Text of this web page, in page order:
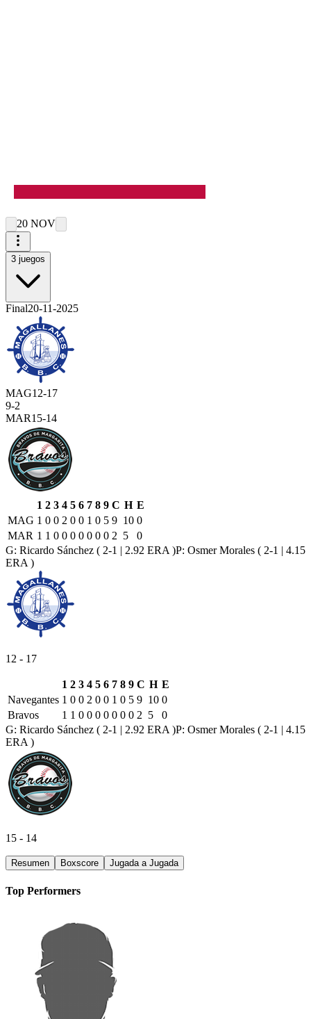
20 NOV
3 juegos
Final20-11-2025
MAG12-17
9-2
MAR15-14
1 2 3 4 5 6 7 8 9 C H E
MAG 1 0 0 2 0 0 1 0 5 9 10 0
MAR 1 1 0 0 0 0 0 0 0 2 5
0
G: Ricardo Sánchez ( 2-1 | 2.92 ERA )P: Osmer Morales ( 2-1 | 4.15
ERA )
12 - 17
1 2 3 4 5 6 7 8 9 C H E
Navegantes 1 0 0 2 0 0 1 0 5 9 10 0
Bravos
1 1 0 0 0 0 0 0 0 2 5
0
G: Ricardo Sánchez ( 2-1 | 2.92 ERA )P: Osmer Morales ( 2-1 | 4.15
ERA )
15 - 14
Resumen Boxscore Jugada a Jugada
Top Performers